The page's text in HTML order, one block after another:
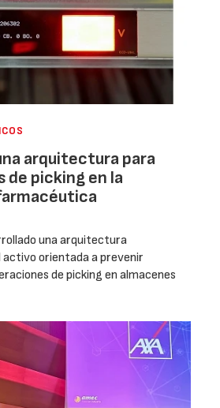
arquitectura para
de picking en la
una arquitectura
orientada a prevenir
de picking en almacenes